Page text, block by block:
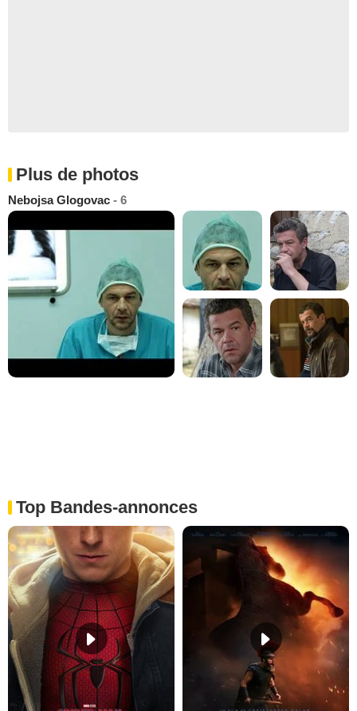
Plus de photos
Nebojsa Glogovac - 6
Top Bandes-annonces